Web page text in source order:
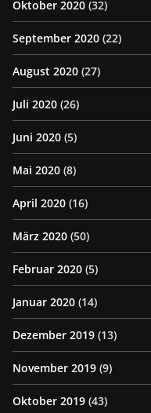
Oktober 2020 (32)
September 2020 (22)
August 2020 (27)
Juli 2020 (26)
Juni 2020 (5)
Mai 2020 (8)
April 2020 (16)
März 2020 (50)
Februar 2020 (5)
Januar 2020 (14)
Dezember 2019 (13)
November 2019 (9)
Oktober 2019 (43)